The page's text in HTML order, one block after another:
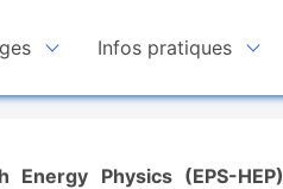
Infos pratiques
Physics (EPS-